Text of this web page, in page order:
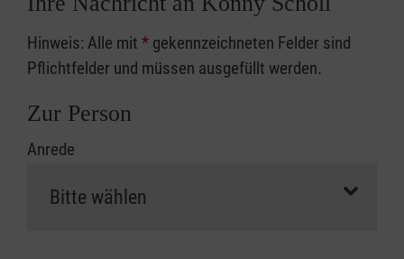
Hinweis: Alle mit * gekennzeichneten Felder sind
Pflichtfelder und müssen ausgefüllt werden.
Zur Person
Anrede